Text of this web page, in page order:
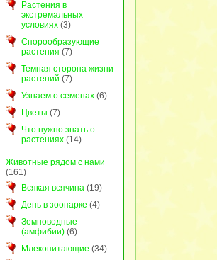
Растения в
экстремальных
условиях(3)
Спорообразующие
растения (7)
Темная сторона жизни
растений (7)
Узнаем о семенах(6)
Цветы (7)
Что нужно знать о
растениях(14)
Животные рядом с нами
(161)
Всякая всячина(19)
День в зоопарке (4)
Земноводные
(амфибии)(6)
Млекопитающие (34)